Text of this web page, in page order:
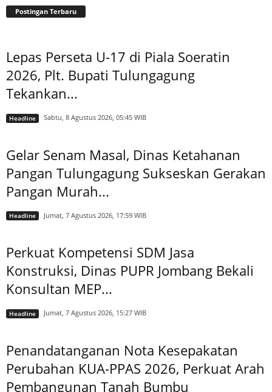
Postingan Terbaru
Lepas Perseta U-17 di Piala Soeratin
2026, Plt. Bupati Tulungagung
Tekankan...
Headline Sabtu, 8 Agustus 2026, 05:45 WIB
Gelar Senam Masal, Dinas Ketahanan
Pangan Tulungagung Sukseskan Gerakan
Pangan Murah...
Headline Jumat, 7 Agustus 2026, 17:59 WIB
Perkuat Kompetensi SDM Jasa
Konstruksi, Dinas PUPR Jombang Bekali
Konsultan MEP...
Headline Jumat, 7 Agustus 2026, 15:27 WIB
Penandatanganan Nota Kesepakatan
Perubahan KUA-PPAS 2026, Perkuat Arah
Pembangunan Tanah Bumbu